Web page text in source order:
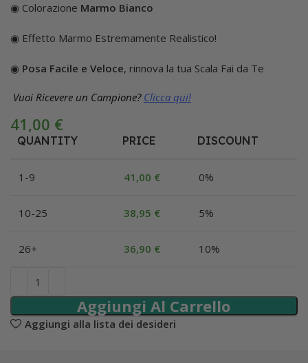
◉ Colorazione Marmo Bianco
◉ Effetto Marmo Estremamente Realistico!
◉ Posa Facile e Veloce, rinnova la tua Scala Fai da Te
Vuoi Ricevere un Campione? Clicca qui!
41,00 €
QUANTITY PRICE DISCOUNT
1-9 41,00 € 0%
10-25 38,95 € 5%
26+ 36,90 € 10%
Aggiungi Al Carrello
Aggiungi alla lista dei desideri